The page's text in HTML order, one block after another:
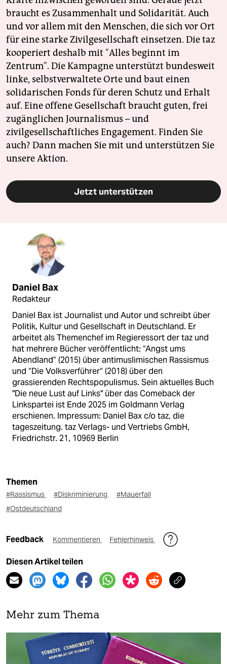
braucht es Zusammenhalt und Solidarität. Auch
und vor allem mit den Menschen, die sich vor Ort
für eine starke Zivilgesellschaft einsetzen. Die taz
kooperiert deshalb mit "Alles beginnt im
Zentrum". Die Kampagne unterstützt bundesweit
linke, selbstverwaltete Orte und baut einen
solidarischen Fonds für deren Schutz und Erhalt
auf. Eine offene Gesellschaft braucht guten, frei
zugänglichen Journalismus – und
zivilgesellschaftliches Engagement. Finden Sie
auch? Dann machen Sie mit und unterstützen Sie
unsere Aktion.
Jetzt unterstützen
Daniel Bax
Redakteur
Daniel Bax ist Journalist und Autor und schreibt über
Politik, Kultur und Gesellschaft in Deutschland. Er
arbeitet als Themenchef im Regieressort der taz und
hat mehrere Bücher veröffentlicht: “Angst ums
Abendland” (2015) über antimuslimischen Rassismus
und “Die Volksverführer“ (2018) über den
grassierenden Rechtspopulismus. Sein aktuelles Buch
"Die neue Lust auf Links" über das Comeback der
Linkspartei ist Ende 2025 im Goldmann Verlag
erschienen. Impressum: Daniel Bax c/o taz, die
tageszeitung. taz Verlags- und Vertriebs GmbH,
Friedrichstr. 21, 10969 Berlin
Themen
#Rassismus #Diskriminierung
#Mauerfall
#Ostdeutschland
Feedback Kommentieren Fehlerhinweis
Diesen Artikel teilen
Mehr zum Thema